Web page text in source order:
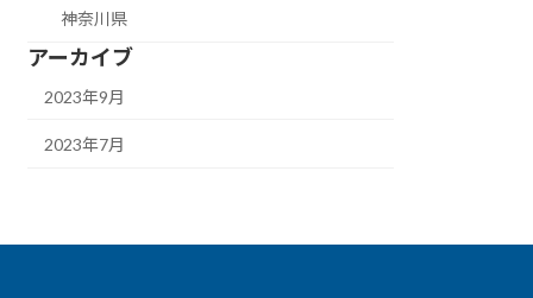
神奈川県
アーカイブ
2023年9月
2023年7月